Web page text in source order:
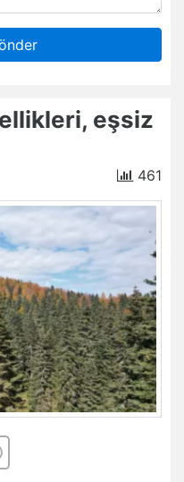
eşsiz
461